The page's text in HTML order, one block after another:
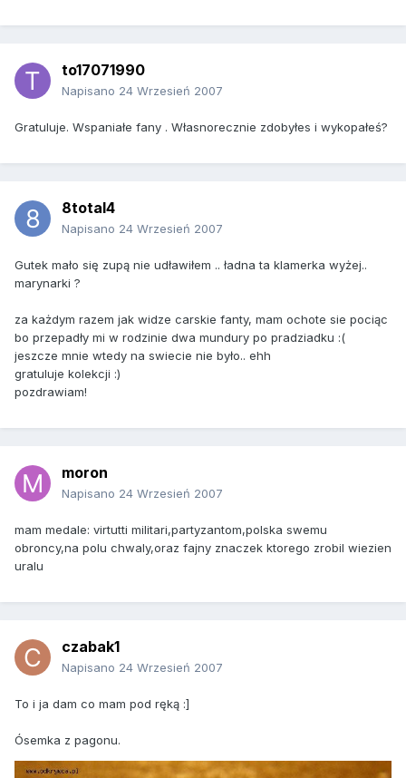
to17071990
Napisano 24 Wrzesień 2007
Gratuluje. Wspaniałe fany . Własnorecznie zdobyłes i wykopałeś?
8total4
Napisano 24 Wrzesień 2007
Gutek mało się zupą nie udławiłem .. ładna ta klamerka wyżej..
marynarki ?
za każdym razem jak widze carskie fanty, mam ochote sie pociąc
bo przepadły mi w rodzinie dwa mundury po pradziadku :(
jeszcze mnie wtedy na swiecie nie było.. ehh
gratuluje kolekcji :)
pozdrawiam!
moron
Napisano 24 Wrzesień 2007
mam medale: virtutti militari,partyzantom,polska swemu
obroncy,na polu chwaly,oraz fajny znaczek ktorego zrobil wiezien
uralu
czabak1
Napisano 24 Wrzesień 2007
To i ja dam co mam pod ręką :]
Ósemka z pagonu.